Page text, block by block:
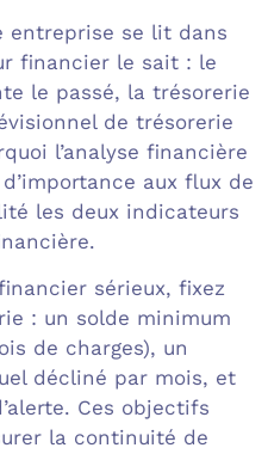
entreprise se lit dans
financier le sait : le
le passé, la trésorerie
de trésorerie
l’analyse financière
aux flux de
les deux indicateurs
sérieux, fixez
: un solde minimum
de charges), un
décliné par mois, et
Ces objectifs
la continuité de